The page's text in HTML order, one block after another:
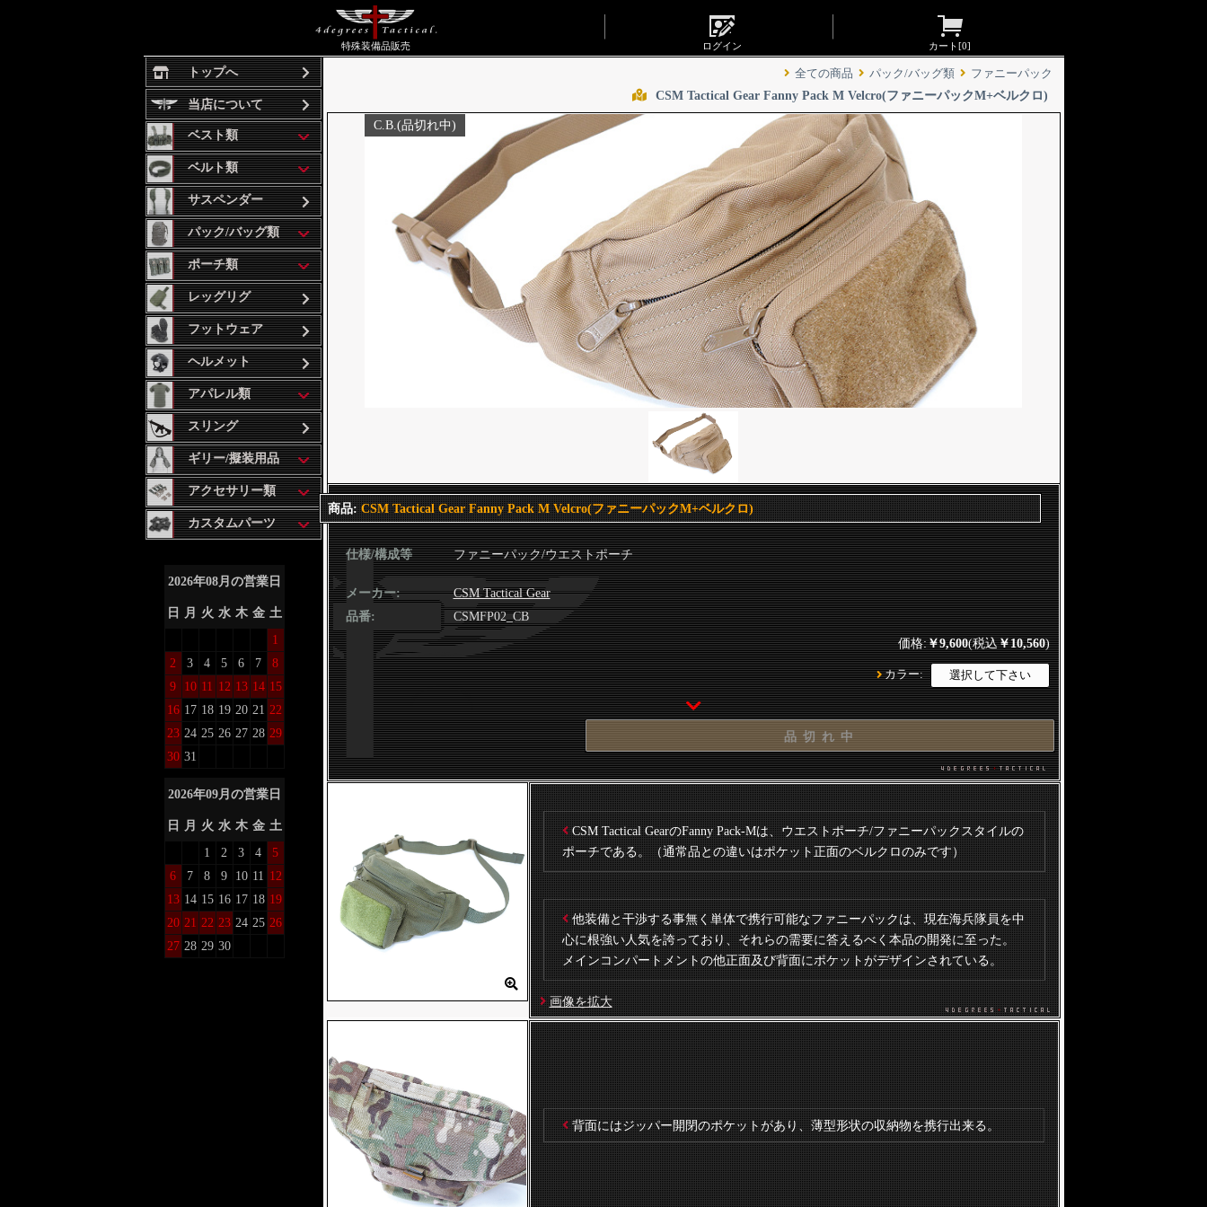
特殊装備品販売 ログイン カート[0]
全ての商品 パック/バッグ類 ファニーパック
CSM Tactical Gear Fanny Pack M Velcro(ファニーパックM+ベルクロ)
C.B.(品切れ中)
商品:CSM Tactical Gear Fanny Pack M Velcro(ファニーパックM+ベルクロ)
仕様/構成等 ファニーパック/ウエストポーチ
メーカー:
CSM Tactical Gear
品番:
CSMFP02_CB
価格:￥9,600(税込￥10,560)
カラー:
品 切 れ 中
CSM Tactical GearのFanny Pack-Mは、ウエストポーチ/ファニーパックスタイルの
ポーチである。（通常品との違いはポケット正面のベルクロのみです）
他装備と干渉する事無く単体で携行可能なファニーパックは、現在海兵隊員を中
心に根強い人気を誇っており、それらの需要に答えるべく本品の開発に至った。
メインコンパートメントの他正面及び背面にポケットがデザインされている。
画像を拡大
背面にはジッパー開閉のポケットがあり、薄型形状の収納物を携行出来る。
トップへ
当店について
ベスト類
ベルト類
サスペンダー
パック/バッグ類
ポーチ類
レッグリグ
フットウェア
ヘルメット
アパレル類
スリング
ギリー/擬装用品
アクセサリー類
カスタムパーツ
2026年08月の営業日
日 月 火 水 木 金 土
1
2
3 4 5 6 7
8
9
10 11 12 13 14 15
16 17 18 19 20 21 22
23 24 25 26 27 28 29
30 31
2026年09月の営業日
日 月 火 水 木 金 土
1
2 3 4
5
6
7 8 9 10 11 12
13 14 15 16 17 18 19
20 21 22 23 24 25 26
27 28 29 30